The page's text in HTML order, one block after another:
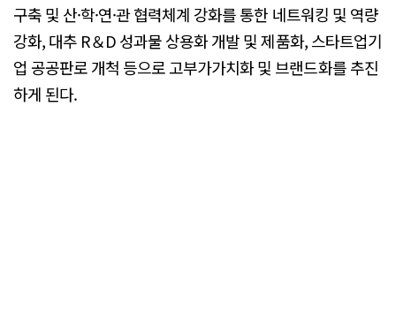
구축 및 산·학·연·관 협력체계 강화를 통한 네트워킹 및 역량
강화, 대추 R＆D 성과물 상용화 개발 및 제품화, 스타트업기
업 공공판로 개척 등으로 고부가가치화 및 브랜드화를 추진
하게 된다.